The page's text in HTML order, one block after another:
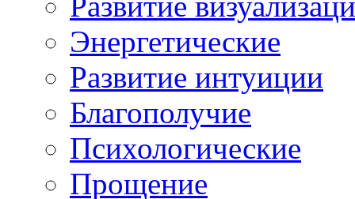
Энергетические
Развитие интуиции
Благополучие
Психологические
Прощение